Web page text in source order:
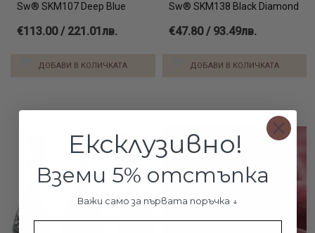
Sw® SKM107 Deep Blue
€113.00 / 221.01лв.
ДОБАВИ В КОЛИЧКАТА
Sw® SKM138 Black Diamond
€47.80 / 93.49лв.
ДОБАВИ В КОЛИЧКАТА
Ексклузивно!
Вземи 5% отстъпка
Важи само за първата поръчка ↓